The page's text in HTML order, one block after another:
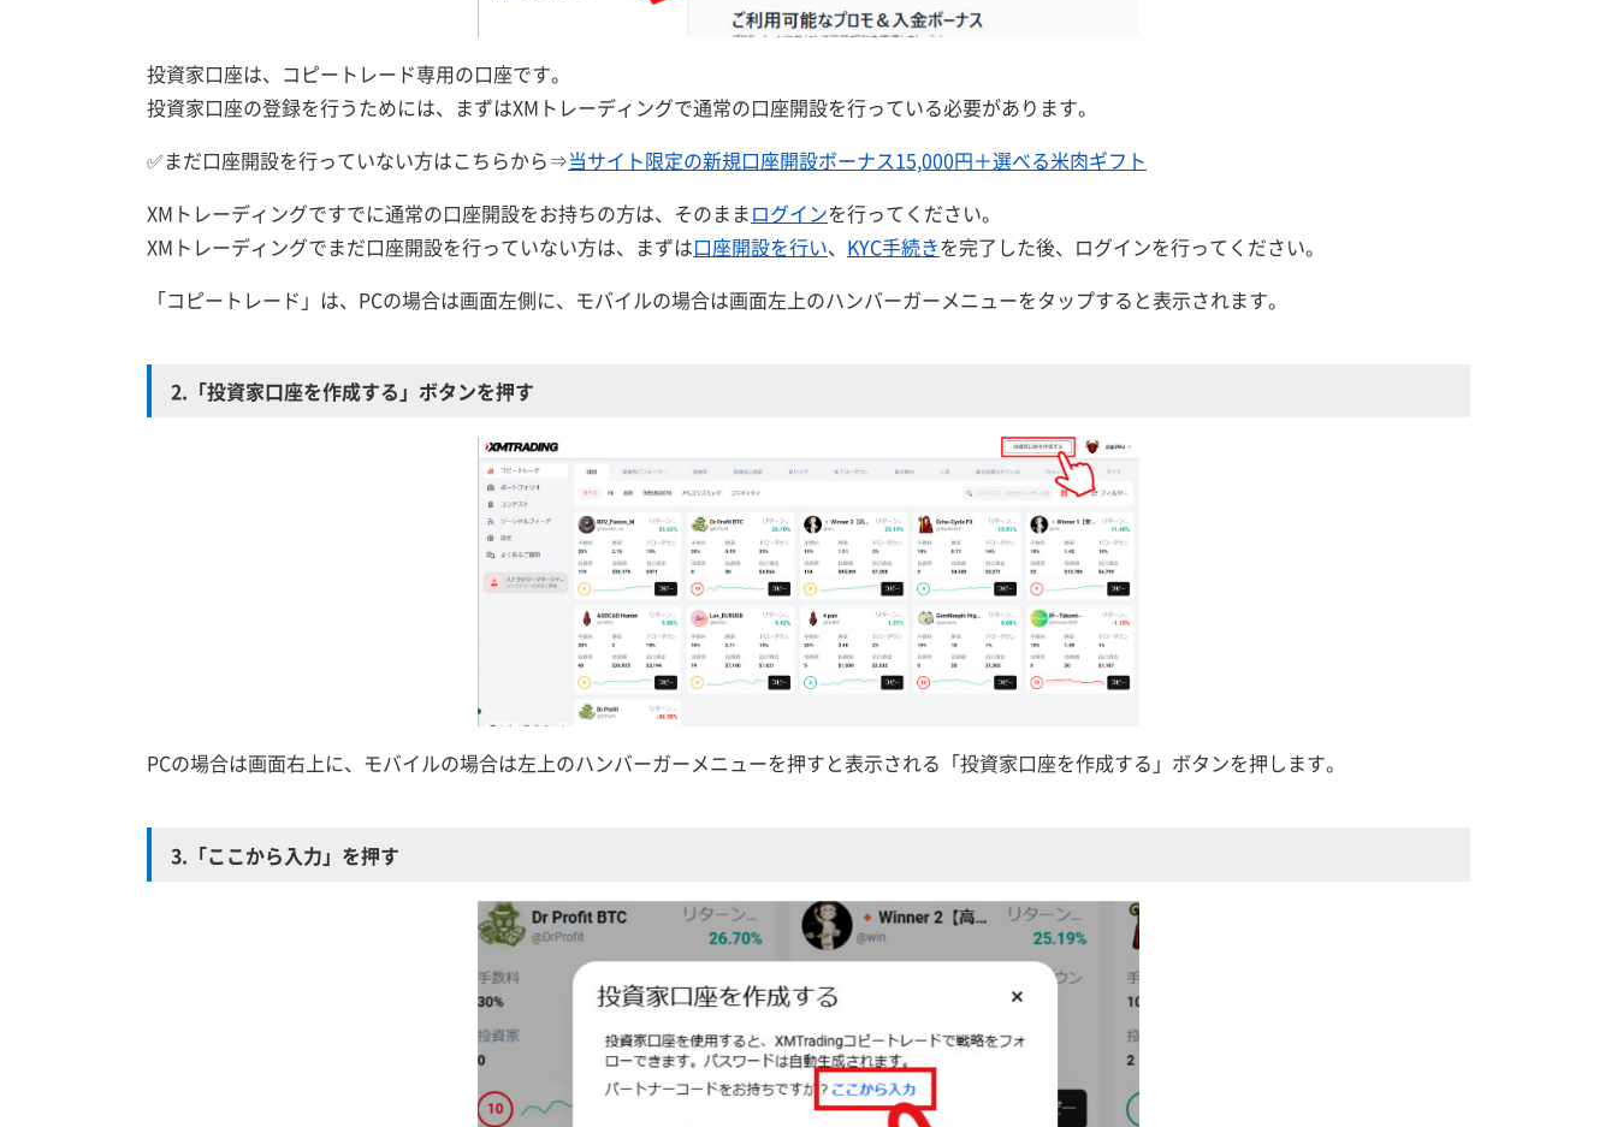
投資家口座は、コピートレード専用の口座です。
投資家口座の登録を行うためには、まずはXMトレーディングで通常の口座開設を行っている必要があります。
✅まだ口座開設を行っていない方はこちらから⇒当サイト限定の新規口座開設ボーナス15,000円＋選べる米肉ギフト
XMトレーディングですでに通常の口座開設をお持ちの方は、そのままログインを行ってください。
XMトレーディングでまだ口座開設を行っていない方は、まずは口座開設を行い、 KYC手続きを完了した後、ログインを行ってください。
「コピートレード」は、PCの場合は画面左側に、モバイルの場合は画面左上のハンバーガーメニューをタップすると表示されます。
2.「投資家口座を作成する」ボタンを押す
PCの場合は画面右上に、モバイルの場合は左上のハンバーガーメニューを押すと表示される「投資家口座を作成する」ボタンを押します。
3.「ここから入力」を押す